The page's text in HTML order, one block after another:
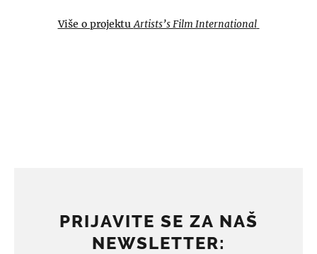
Više o projektuArtists’s Film International
PRIJAVITE SE ZA NAŠ
NEWSLETTER: